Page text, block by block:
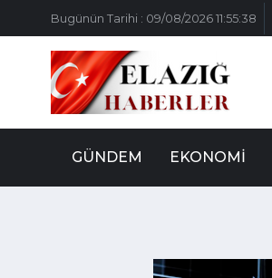
Bugünün Tarihi : 09/08/2026 11:55:38
GÜNDEM EKONOMI